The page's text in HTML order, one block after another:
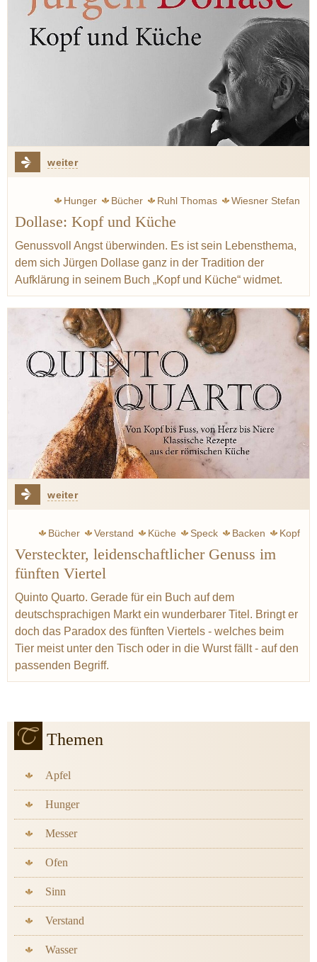
weiter
Hunger Bücher Ruhl Thomas
Wiesner Stefan
Menchon Eric
Wissler Joachim
Mäeutik
Aufklärung Bretagne Normandie
Dollase: Kopf und Küche
Genussvoll Angst überwinden. Es ist sein Lebensthema,
dem sich Jürgen Dollase ganz in der Tradition der
Aufklärung in seinem Buch „Kopf und Küche“ widmet.
weiter
Bücher Verstand Küche Speck Backen
Kopf
Herz
Magen Wurst Wiesner Stefan Leber
Versteckter, leidenschaftlicher Genuss im
fünften Viertel
Quinto Quarto. Gerade für ein Buch auf dem
deutschsprachigen Markt ein wunderbarer Titel. Bringt er
doch das Paradox des fünften Viertels - welches beim
Tier meist unter den Tisch oder in die Wurst fällt - auf den
passenden Begriff.
Themen
Apfel
Hunger
Messer
Ofen
Sinn
Verstand
Wasser